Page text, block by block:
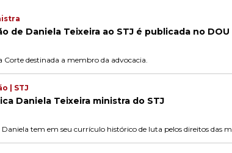
de Daniela Teixeira ao STJ é publicada no DOU
destinada a membro da advocacia.
| STJ
Daniela Teixeira ministra do STJ
tem em seu currículo histórico de luta pelos direitos das